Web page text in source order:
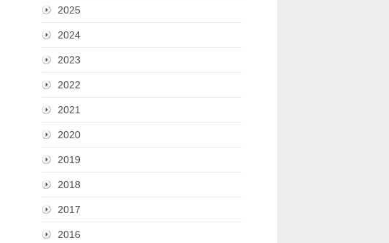
2025
2024
2023
2022
2021
2020
2019
2018
2017
2016